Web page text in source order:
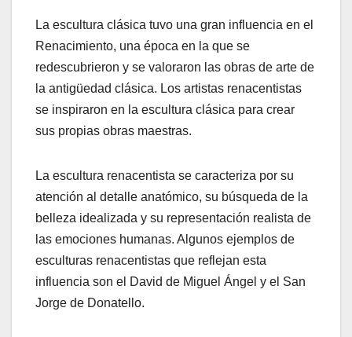
La escultura clásica tuvo una gran influencia en el
Renacimiento, una época en la que se
redescubrieron y se valoraron las obras de arte de
la antigüedad clásica. Los artistas renacentistas
se inspiraron en la escultura clásica para crear
sus propias obras maestras.
La escultura renacentista se caracteriza por su
atención al detalle anatómico, su búsqueda de la
belleza idealizada y su representación realista de
las emociones humanas. Algunos ejemplos de
esculturas renacentistas que reflejan esta
influencia son el David de Miguel Ángel y el San
Jorge de Donatello.